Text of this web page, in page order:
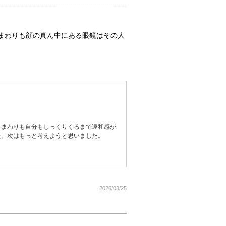
りも顔の真ん中にある眼鏡はその人
わりも自分もしっくりくるまで違和感が
次はもっと考えようと思いました。
2026/03/25